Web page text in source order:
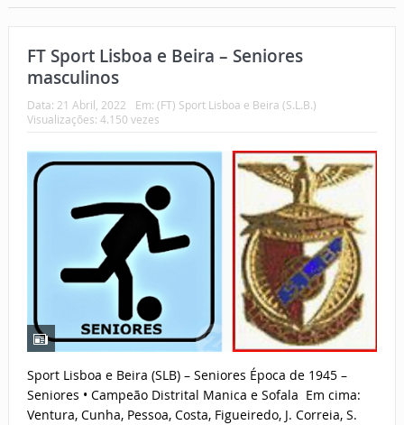
FT Sport Lisboa e Beira – Seniores
masculinos
Data: 21 Abril, 2022 Em: (FT) Sport Lisboa e Beira (S.L.B.)
Visualizações: 4.150 vezes
Sport Lisboa e Beira (SLB) – Seniores Época de 1945 –
Seniores • Campeão Distrital Manica e Sofala Em cima:
Ventura, Cunha, Pessoa, Costa, Figueiredo, J. Correia, S.